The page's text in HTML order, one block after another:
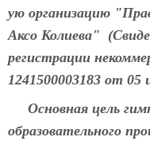
ую организацию
Аксо Колиева"
регистрации
1241500003183 от 05
Основная цель
образовательного